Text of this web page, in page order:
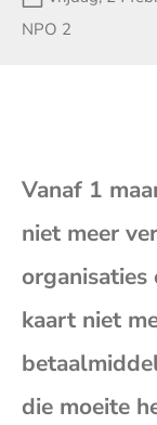
Zender:
NPO 2
Vanaf 1
niet meer
kaart niet
die moeite